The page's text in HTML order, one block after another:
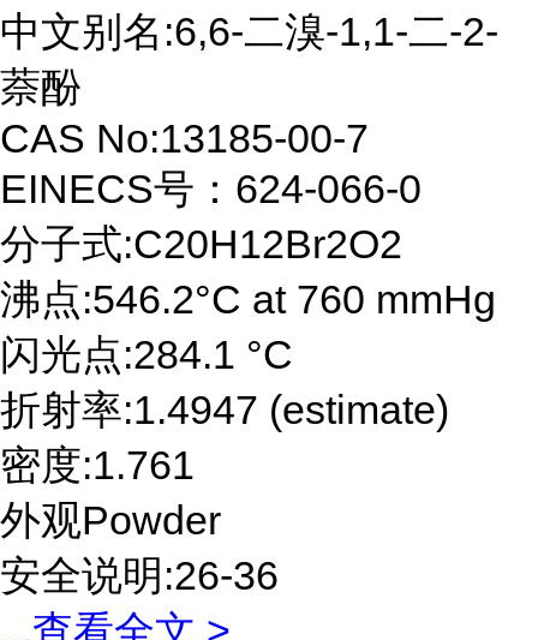
中文别名:6,6-二溴-1,1-二-2-
萘酚
CAS No:13185-00-7
EINECS号：624-066-0
分子式:C20H12Br2O2
沸点:546.2°C at 760 mmHg
闪光点:284.1 °C
折射率:1.4947 (estimate)
密度:1.761
外观Powder
安全说明:26-36
...查看全文 >